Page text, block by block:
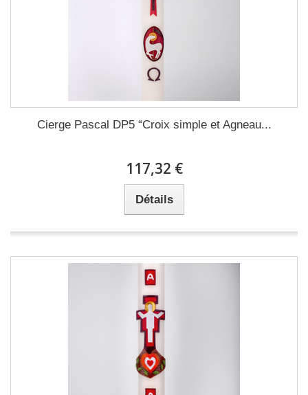
Cierge Pascal DP5 “Croix simple et Agneau...
117,32 €
Détails